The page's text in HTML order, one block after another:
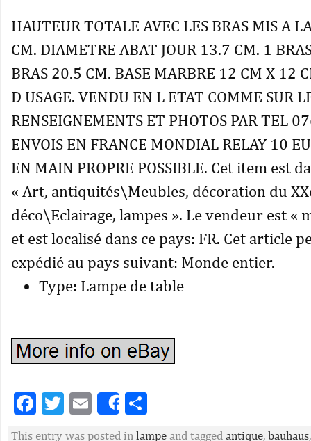
HAUTEUR TOTALE AVEC LES BRAS MIS A
CM. DIAMETRE ABAT JOUR 13.7 CM. 1
BRAS 20.5 CM. BASE MARBRE 12 CM X 12
D USAGE. VENDU EN L ETAT COMME SUR
RENSEIGNEMENTS ET PHOTOS PAR TEL
ENVOIS EN FRANCE MONDIAL RELAY 10
EN MAIN PROPRE POSSIBLE. Cet item est
« Art, antiquités\Meubles, décoration du
déco\Eclairage, lampes ». Le vendeur est «
et est localisé dans ce pays: FR. Cet article
expédié au pays suivant: Monde entier.
Type: Lampe de table
Facebook
Twitter
EmailShare
This entry was posted in lampe and tagged antique, bauhaus